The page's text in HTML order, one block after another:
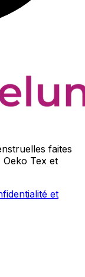
faites
Tex et
et